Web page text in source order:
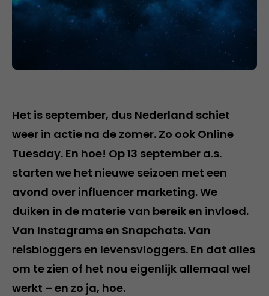
Het is september, dus Nederland schiet
weer in actie na de zomer. Zo ook Online
Tuesday. En hoe! Op 13 september a.s.
starten we het nieuwe seizoen met een
avond over influencer marketing. We
duiken in de materie van bereik en invloed.
Van Instagrams en Snapchats. Van
reisbloggers en levensvloggers. En dat alles
om te zien of het nou eigenlijk allemaal wel
werkt – en zo ja, hoe.